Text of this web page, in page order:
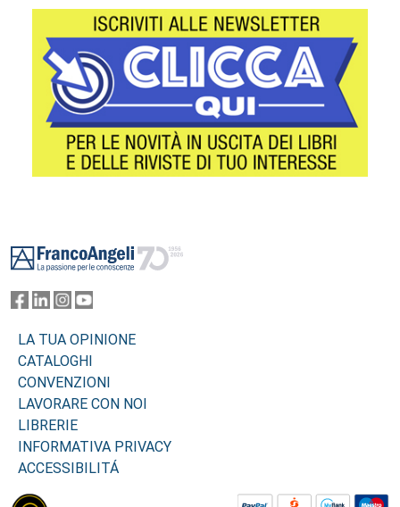
LA TUA OPINIONE
CATALOGHI
CONVENZIONI
LAVORARE CON NOI
LIBRERIE
INFORMATIVA PRIVACY
ACCESSIBILITÁ